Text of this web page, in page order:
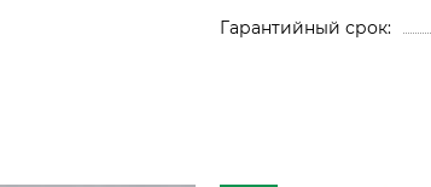
Гарантийный срок